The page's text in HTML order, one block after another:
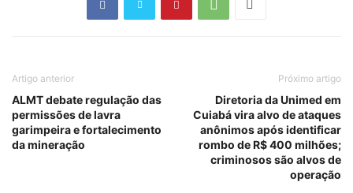
Artigo anterior
ALMT debate regulação das
permissões de lavra
garimpeira e fortalecimento
da mineração
Próximo artigo
Diretoria da Unimed em
Cuiabá vira alvo de ataques
anônimos após identificar
rombo de R$ 400 milhões;
criminosos são alvos de
operação